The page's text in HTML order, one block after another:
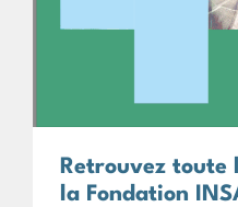
Retrouvez toute
la Fondation